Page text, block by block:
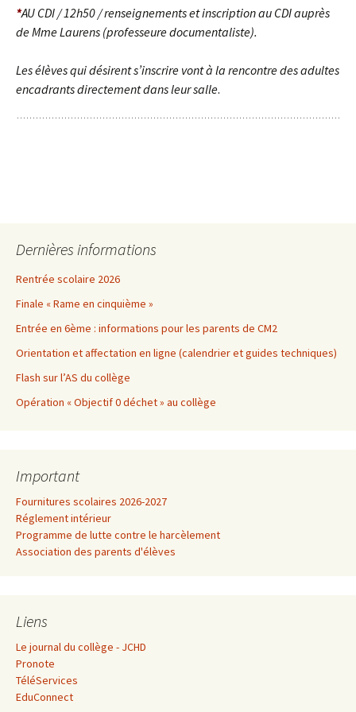
*AU CDI / 12h50 / renseignements et inscription au CDI auprès
de Mme Laurens (professeure documentaliste).
Les élèves qui désirent s’inscrire vont à la rencontre des adultes
encadrants directement dans leur salle.
Dernières informations
Rentrée scolaire 2026
Finale « Rame en cinquième »
Entrée en 6ème : informations pour les parents de CM2
Orientation et affectation en ligne (calendrier et guides techniques)
Flash sur l’AS du collège
Opération « Objectif 0 déchet » au collège
Important
Fournitures scolaires 2026-2027
Réglement intérieur
Programme de lutte contre le harcèlement
Association des parents d'élèves
Liens
Le journal du collège - JCHD
Pronote
TéléServices
EduConnect